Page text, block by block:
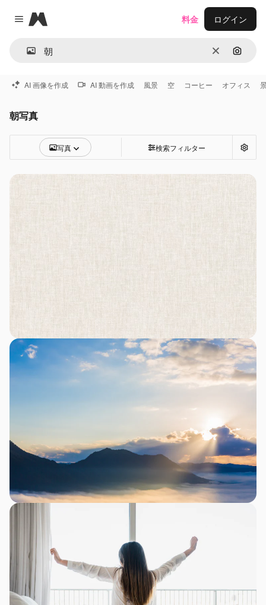
Close menu
Magnific
消去 画像で
料金 ログイン
AI 画像を作成 AI 動画を作成 風景 空 コーヒー オフィス
朝写真
写真 検索フィルター